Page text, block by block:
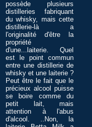
possède plusieurs
distilleries fabriquant
du whisky, mais cette
distillerie-là a
l'originalité d'être la
propriété
d'une...laiterie. Quel
est le point commun
entre une distillerie de
whisky et une laiterie ?
Peut être le fait que le
précieux alcool puisse
se boire comme du
petit lait, mais
attention à l'abus
d'alcool. ..Non, la